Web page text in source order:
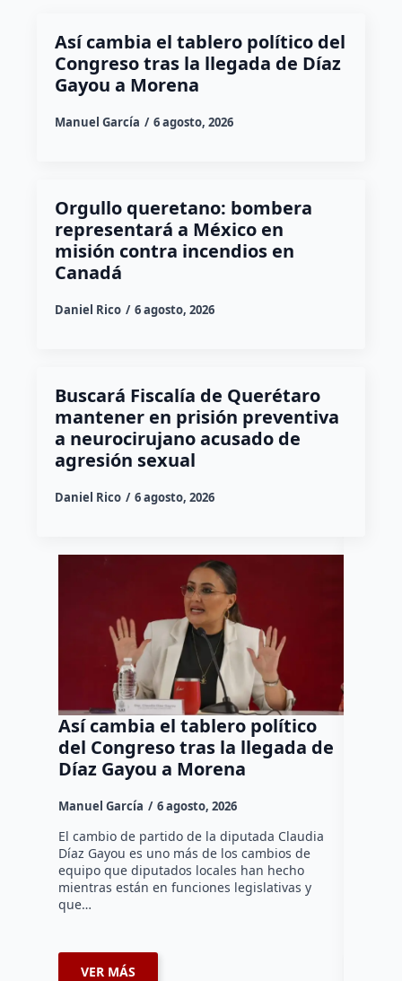
Así cambia el tablero político del
Congreso tras la llegada de Díaz
Gayou a Morena
Manuel García 6 agosto, 2026
Orgullo queretano: bombera
representará a México en
misión contra incendios en
Canadá
Daniel Rico 6 agosto, 2026
Buscará Fiscalía de Querétaro
mantener en prisión preventiva
a neurocirujano acusado de
agresión sexual
Daniel Rico 6 agosto, 2026
Así cambia el tablero político
del Congreso tras la llegada de
Díaz Gayou a Morena
Manuel García 6 agosto, 2026
El cambio de partido de la diputada Claudia
Díaz Gayou es uno más de los cambios de
equipo que diputados locales han hecho
mientras están en funciones legislativas y
que…
VER MÁS